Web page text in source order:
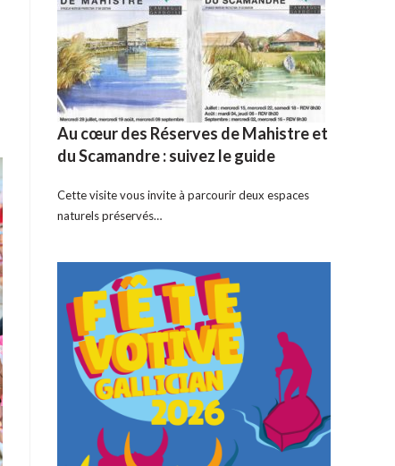
Au cœur des Réserves de Mahistre et
du Scamandre : suivez le guide
Cette visite vous invite à parcourir deux espaces
naturels préservés…